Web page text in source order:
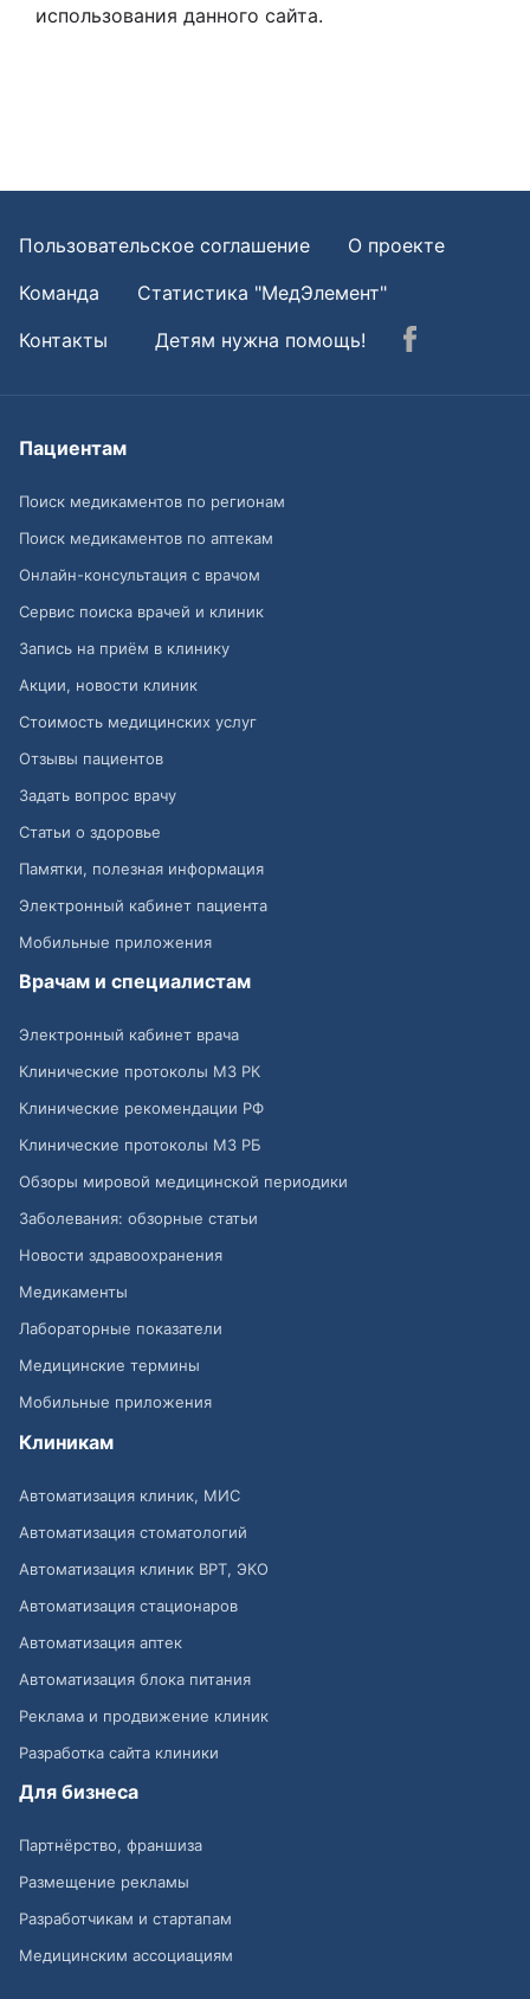
использования данного сайта.
Пользовательское соглашение
О проекте
Команда
Статистика "МедЭлемент"
Контакты
Детям нужна помощь!
Пациентам
Поиск медикаментов по регионам
Поиск медикаментов по аптекам
Онлайн-консультация с врачом
Сервис поиска врачей и клиник
Запись на приём в клинику
Акции, новости клиник
Стоимость медицинских услуг
Отзывы пациентов
Задать вопрос врачу
Статьи о здоровье
Памятки, полезная информация
Электронный кабинет пациента
Мобильные приложения
Врачам и специалистам
Электронный кабинет врача
Клинические протоколы МЗ РК
Клинические рекомендации РФ
Клинические протоколы МЗ РБ
Обзоры мировой медицинской периодики
Заболевания: обзорные статьи
Новости здравоохранения
Медикаменты
Лабораторные показатели
Медицинские термины
Мобильные приложения
Клиникам
Автоматизация клиник, МИС
Автоматизация стоматологий
Автоматизация клиник ВРТ, ЭКО
Автоматизация стационаров
Автоматизация аптек
Автоматизация блока питания
Реклама и продвижение клиник
Разработка сайта клиники
Для бизнеса
Партнёрство, франшиза
Размещение рекламы
Разработчикам и стартапам
Медицинским ассоциациям